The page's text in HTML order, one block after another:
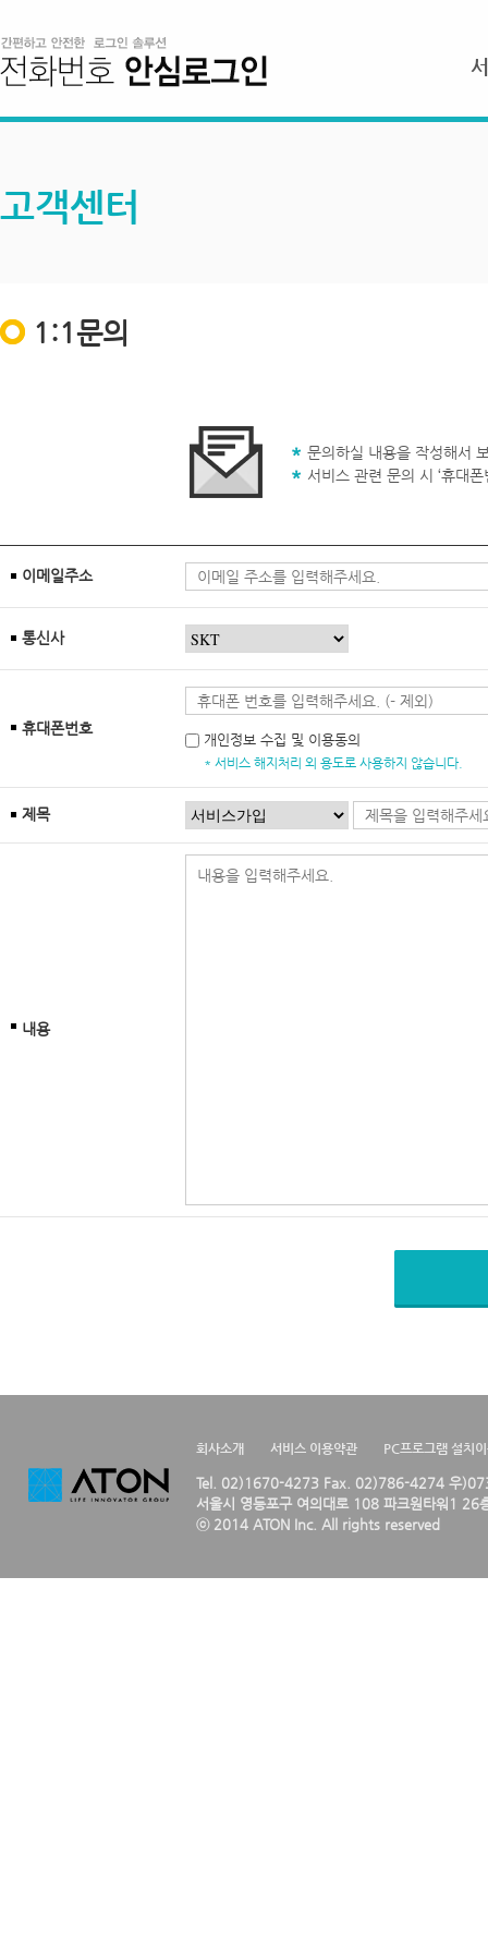
고객센터
1:1문의
문의하실 내용을 작성해서
서비스 관련 문의 시 ‘휴대
이메일주소
통신사
휴대폰번호
개인정보 수집 및 이용동의
* 서비스 해지처리 외 용도로 사용하지 않습니다.
제목
내용
회사소개 서비스 이용약관 PC프로그램 설치
Tel. 02)1670-4273 Fax. 02)786-4274 우
서울시 영등포구 여의대로 108 파크원타워1 26
ⓒ 2014 ATON Inc. All rights reserved